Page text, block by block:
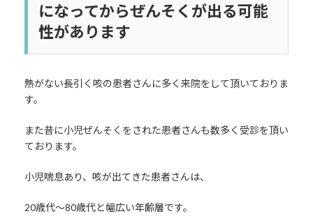
になってからぜんそくが出る可能
性があります
熱がない長引く咳の患者さんに多く来院をして頂いておりま
す。
また昔に小児ぜんそくをされた患者さんも数多く受診を頂い
ております。
小児喘息あり、咳が出てきた患者さんは、
20歳代～80歳代と幅広い年齢層です。